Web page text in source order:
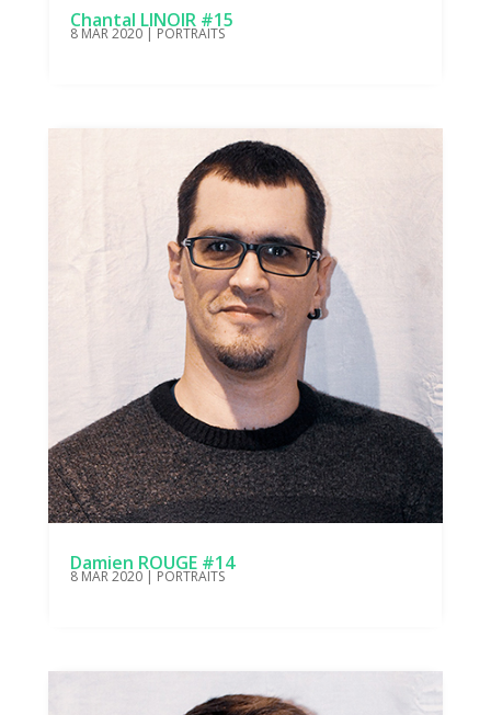
Chantal LINOIR #15
8 MAR 2020| PORTRAITS
Damien ROUGE #14
8 MAR 2020| PORTRAITS